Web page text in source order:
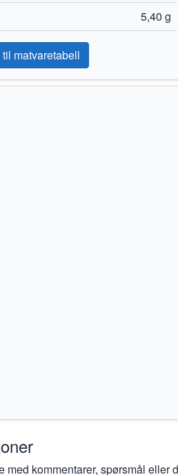
5,40 g
matvaretabell
med kommentarer, spørsmål